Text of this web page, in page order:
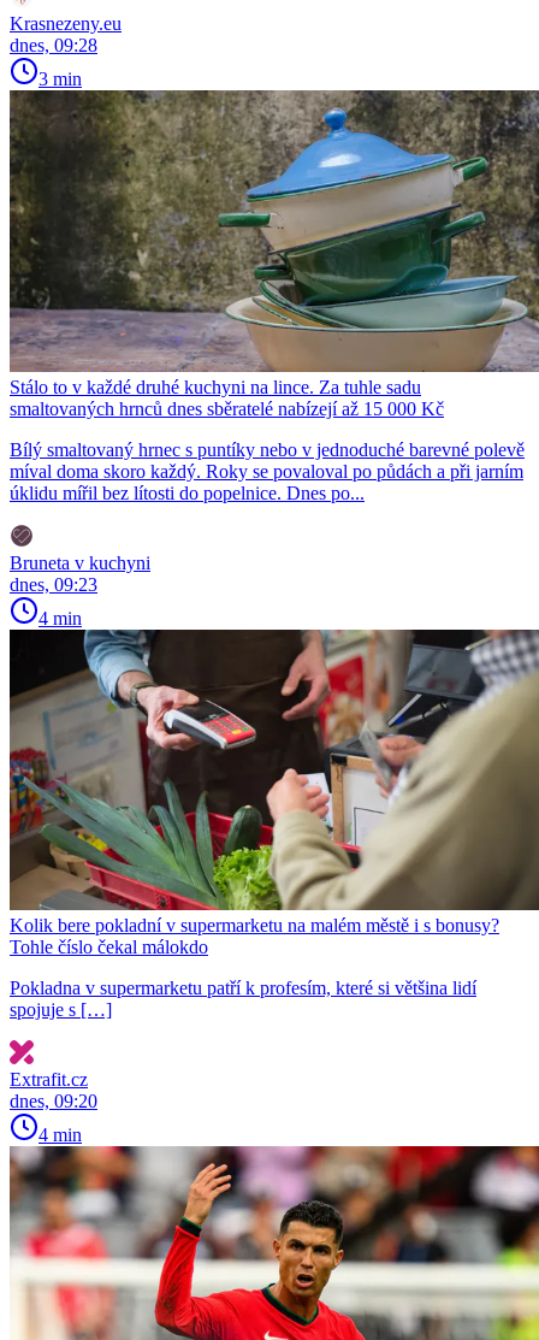
Krasnezeny.eu
dnes, 09:28
3 min
Stálo to v každé druhé kuchyni na lince. Za tuhle sadu
smaltovaných hrnců dnes sběratelé nabízejí až 15 000 Kč
Bílý smaltovaný hrnec s puntíky nebo v jednoduché barevné polevě
míval doma skoro každý. Roky se povaloval po půdách a při jarním
úklidu mířil bez lítosti do popelnice. Dnes po...
Bruneta v kuchyni
dnes, 09:23
4 min
Kolik bere pokladní v supermarketu na malém městě i s bonusy?
Tohle číslo čekal málokdo
Pokladna v supermarketu patří k profesím, které si většina lidí
spojuje s […]
Extrafit.cz
dnes, 09:20
4 min